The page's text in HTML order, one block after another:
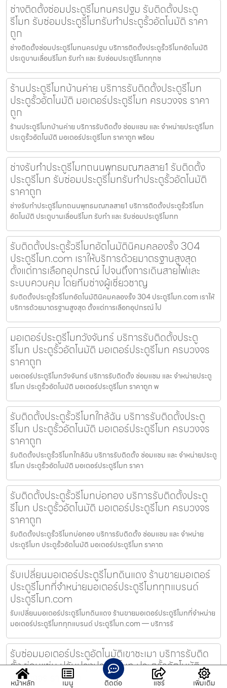
ช่างติดตั้งซ่อมประตูรีโมทนครปฐม รับติดตั้งประตู
รีโมท รับซ่อมประตูรีโมทรับทำประตูรั้วอัตโนมัติ ราคา
ถูก
ช่างติดตั้งซ่อมประตูรีโมทนครปฐม บริการติดตั้งประตูรั้วรีโมทอัตโนมัติ
ประตูบานเลื่อนรีโมท รับทำ และ รับซ่อมประตูรีโมททุกช
ร้านประตูรีโมทบ้านค่าย บริการรับติดตั้งประตูรีโมท
ประตูรั้วอัตโนมัติ มอเตอร์ประตูรีโมท ครบวงจร ราคา
ถูก
ร้านประตูรีโมทบ้านค่าย บริการรับติดตั้ง ซ่อมแซม และ จำหน่ายประตูรีโมท
ประตูรั้วอัตโนมัติ มอเตอร์ประตูรีโมท ราคาถูก พร้อม
ช่างรับทำประตูรีโมทถนนพุทธมณฑลสาย1 รับติดตั้ง
ประตูรีโมท รับซ่อมประตูรีโมทรับทำประตูรั้วอัตโนมัติ
ราคาถูก
ช่างรับทำประตูรีโมทถนนพุทธมณฑลสาย1 บริการติดตั้งประตูรั้วรีโมท
อัตโนมัติ ประตูบานเลื่อนรีโมท รับทำ และ รับซ่อมประตูรีโมทท
รับติดตั้งประตูรั้วรีโมทอัตโนมัตินิคมคลองรั้ง 304
ประตูรีโมท.com เราให้บริการด้วยมาตรฐานสูงสุด
ตั้งแต่การเลือกอุปกรณ์ ไปจนถึงการเดินสายไฟและ
ระบบควบคุม โดยทีมช่างผู้เชี่ยวชาญ
รับติดตั้งประตูรั้วรีโมทอัตโนมัตินิคมคลองรั้ง 304 ประตูรีโมท.com เราให้
บริการด้วยมาตรฐานสูงสุด ตั้งแต่การเลือกอุปกรณ์ ไป
มอเตอร์ประตูรีโมทวังจันทร์ บริการรับติดตั้งประตู
รีโมท ประตูรั้วอัตโนมัติ มอเตอร์ประตูรีโมท ครบวงจร
ราคาถูก
มอเตอร์ประตูรีโมทวังจันทร์ บริการรับติดตั้ง ซ่อมแซม และ จำหน่ายประตู
รีโมท ประตูรั้วอัตโนมัติ มอเตอร์ประตูรีโมท ราคาถูก พ
รับติดตั้งประตูรั้วรีโมทใกล้ฉัน บริการรับติดตั้งประตู
รีโมท ประตูรั้วอัตโนมัติ มอเตอร์ประตูรีโมท ครบวงจร
ราคาถูก
รับติดตั้งประตูรั้วรีโมทใกล้ฉัน บริการรับติดตั้ง ซ่อมแซม และ จำหน่ายประตู
รีโมท ประตูรั้วอัตโนมัติ มอเตอร์ประตูรีโมท ราคา
รับติดตั้งประตูรั้วรีโมทบ่อทอง บริการรับติดตั้งประตู
รีโมท ประตูรั้วอัตโนมัติ มอเตอร์ประตูรีโมท ครบวงจร
ราคาถูก
รับติดตั้งประตูรั้วรีโมทบ่อทอง บริการรับติดตั้ง ซ่อมแซม และ จำหน่าย
ประตูรีโมท ประตูรั้วอัตโนมัติ มอเตอร์ประตูรีโมท ราคาถ
รับเปลี่ยนมอเตอร์ประตูรีโมทดินแดง ร้านขายมอเตอร์
ประตูรีโมทที่จำหน่ายมอเตอร์ประตูรีโมททุกแบรนด์
ประตูรีโมท.com
รับเปลี่ยนมอเตอร์ประตูรีโมทดินแดง ร้านขายมอเตอร์ประตูรีโมทที่จำหน่าย
มอเตอร์ประตูรีโมททุกแบรนด์ ประตูรีโมท.com — บริการรั
รับซ่อมมอเตอร์ประตูอัตโนมัติเขาชะเมา บริการรับติด
ตั้ง ซ่อมแซ่ม ปรับปรุงประตูรีโมท ประตูรั้วอัตโนมัติ
ครบวงจร ราคาถูก
หน้าหลัก เมนู ติดต่อ แชร์ เพิ่มเติม